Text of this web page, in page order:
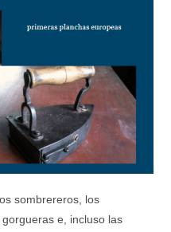
sombrereros, los
e, incluso las